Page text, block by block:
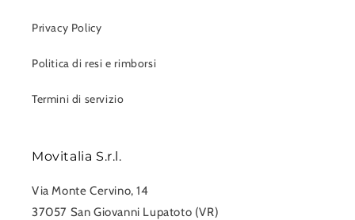
Privacy Policy
Politica di resi e rimborsi
Termini di servizio
Movitalia S.r.l.
Via Monte Cervino, 14
37057 San Giovanni Lupatoto (VR)